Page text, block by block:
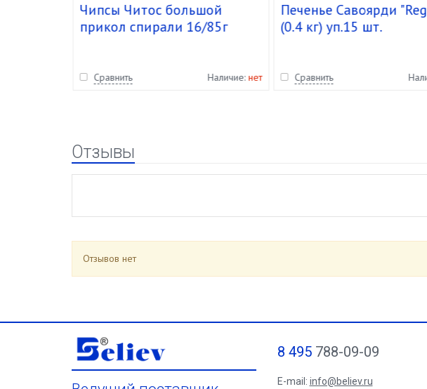
Чипсы Читос большой
прикол спирали 16/85г
Сравнить Наличие: нет
Печенье Савоярди
(0.4 кг) уп.15 шт.
Сравнить
Отзывы
Отзывов нет
8 495788-09-09
E-mail: info@believ.ru